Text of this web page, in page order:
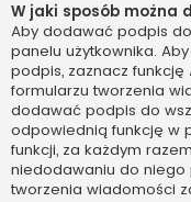
W jaki sposób można
Aby dodawać podpis
panelu użytkownika.
podpis, zaznacz funkcję
formularzu tworzenia
dodawać podpis do
odpowiednią funkcję w
funkcji, za każdym
niedodawaniu do niego
tworzenia wiadomości